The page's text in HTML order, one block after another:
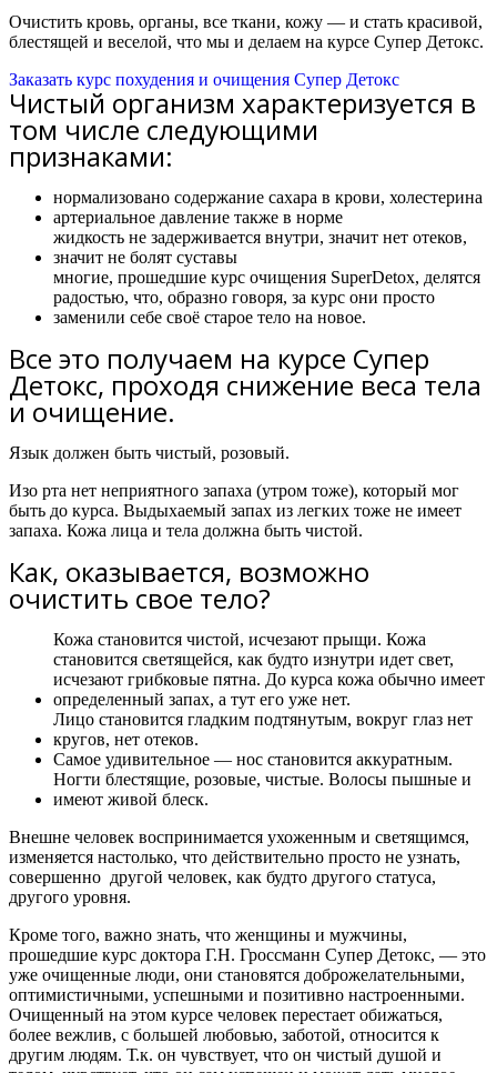
Очистить кровь, органы, все ткани, кожу — и стать красивой,
блестящей и веселой, что мы и делаем на курсе Супер Детокс.
Заказать курс похудения и очищения Супер Детокс
Чистый организм характеризуется в
том числе следующими
признаками:
нормализовано содержание сахара в крови, холестерина
артериальное давление также в норме
жидкость не задерживается внутри, значит нет отеков,
значит не болят суставы
многие, прошедшие курс очищения SuperDetox, делятся
радостью, что, образно говоря, за курс они просто
заменили себе своё старое тело на новое.
Все это получаем на курсе Супер
Детокс, проходя снижение веса тела
и очищение.
Язык должен быть чистый, розовый.
Изо рта нет неприятного запаха (утром тоже), который мог
быть до курса. Выдыхаемый запах из легких тоже не имеет
запаха. Кожа лица и тела должна быть чистой.
Как, оказывается, возможно
очистить свое тело?​
Кожа становится чистой, исчезают прыщи. Кожа
становится светящейся, как будто изнутри идет свет,
исчезают грибковые пятна. До курса кожа обычно имеет
определенный запах, а тут его уже нет.
Лицо становится гладким подтянутым, вокруг глаз нет
кругов, нет отеков.
Самое удивительное — нос становится аккуратным.
Ногти блестящие, розовые, чистые. Волосы пышные и
имеют живой блеск.
Внешне человек воспринимается ухоженным и светящимся,
изменяется настолько, что действительно просто не узнать,
совершенно другой человек, как будто другого статуса,
другого уровня.
Кроме того, важно знать, что женщины и мужчины,
прошедшие курс доктора Г.Н. Гроссманн Супер Детокс, — это
уже очищенные люди, они становятся доброжелательными,
оптимистичными, успешными и позитивно настроенными.
Очищенный на этом курсе человек перестает обижаться,
более вежлив, с большей любовью, заботой, относится к
другим людям. Т.к. он чувствует, что он чистый душой и